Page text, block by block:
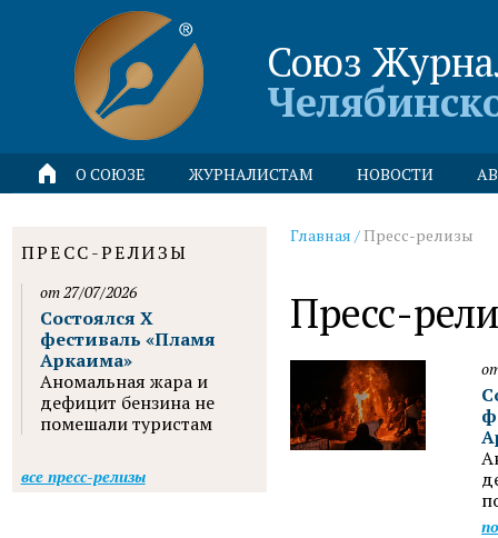
Союз
О СОЮЗЕ ЖУРНАЛИСТАМ НОВОСТИ
Главная /Пресс-релизы
Пресс-
ПРЕСС-РЕЛИЗЫ
от 27/07/2026
Состоялся X
фестиваль «Пламя
Аркаима»
Аномальная жара и
дефицит бензина не
помешали туристам
все пресс-релизы